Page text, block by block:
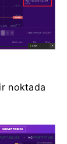
noktada